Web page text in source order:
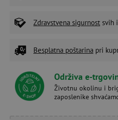
Zdravstvena sigurnost svih
Besplatna poštarina pri
Održiva e-
Životnu okolinu i
zaposlenike